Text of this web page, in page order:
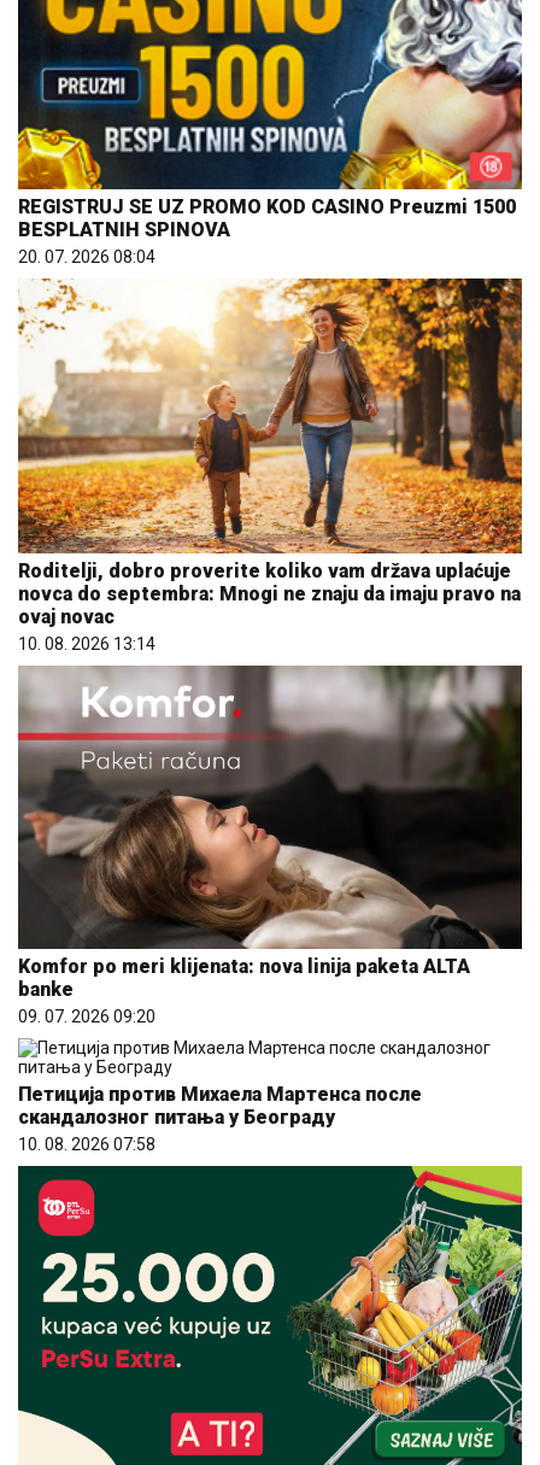
REGISTRUJ SE UZ PROMO KOD CASINO Preuzmi 1500
BESPLATNIH SPINOVA
20. 07. 2026 08:04
Roditelji, dobro proverite koliko vam država uplaćuje
novca do septembra: Mnogi ne znaju da imaju pravo na
ovaj novac
10. 08. 2026 13:14
Komfor po meri klijenata: nova linija paketa ALTA
banke
09. 07. 2026 09:20
Петиција против Михаела Мартенса после
скандалозног питања у Београду
10. 08. 2026 07:58